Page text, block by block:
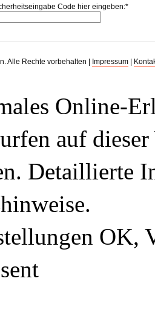
Code hier eingeben:*
Alle Rechte vorbehalten | Impressum|
Online-
auf
Detaillierte
OK,